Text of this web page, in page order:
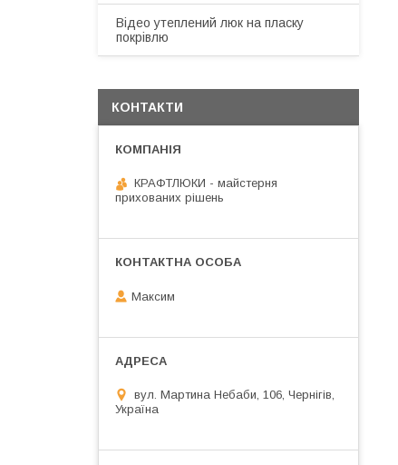
Відео утеплений люк на пласку
покрівлю
КОНТАКТИ
КРАФТЛЮКИ - майстерня
прихованих рішень
Максим
вул. Мартина Небаби, 106, Чернігів,
Україна